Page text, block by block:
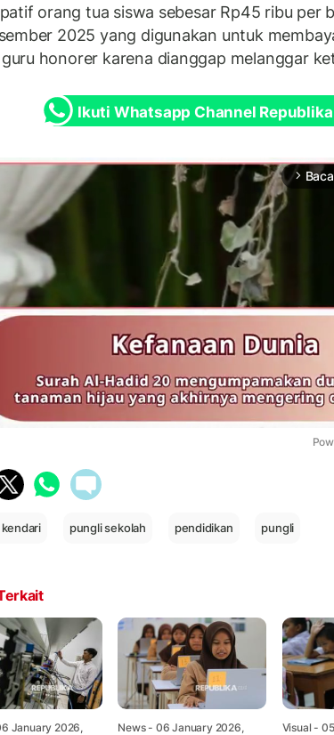
orang tua siswa sebesar Rp45 ribu per
2025 yang digunakan untuk
honorer karena dianggap melanggar
Ikuti Whatsapp Channel Republika
arrow_forward_ios
pungli sekolah pendidikan pungli
January 2026,
News- 06 January 2026,
Visual -